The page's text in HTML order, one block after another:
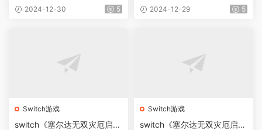
(Winter Games Collection)》
2024-12-30 5
Rush)》[NSZ]美版英文【含1.
2024-12-29 5
Switch游戏
switch《塞尔达无双灾厄启示
Switch游戏
switch《塞尔达无双灾厄启示